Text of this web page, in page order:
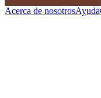
Acerca de nosotrosAyuda